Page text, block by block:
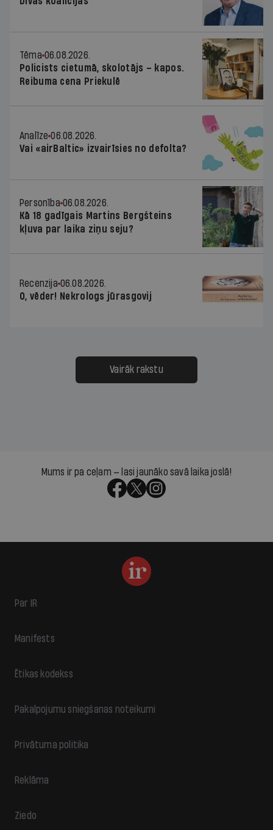
Tēma 06.08.2026.
Policists cietumā, skolotājs – kapos.
Reibuma cena Priekulē
Analīze 06.08.2026.
Vai «airBaltic» izvairīsies no defolta?
Personība 06.08.2026.
Kā 18 gadīgais Martins Bergšteins
kļuva par laika ziņu seju?
Recenzija 06.08.2026.
O, vēder! Nekrologs jūrasgovij
Vairāk rakstu
Mums ir pa ceļam — lasi jaunāko savā laika joslā!
Par IR
Manifests
Ētikas kodekss
Pakalpojumu sniegšanas noteikumi
Privātuma politika
Reklāma
Ziedo